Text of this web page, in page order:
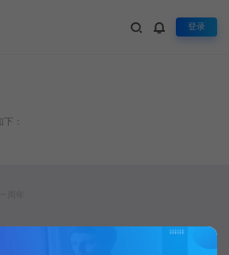
登录
：